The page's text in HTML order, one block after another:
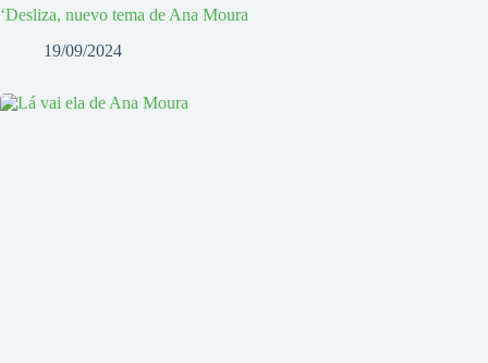
‘Desliza, nuevo tema de Ana Moura
19/09/2024